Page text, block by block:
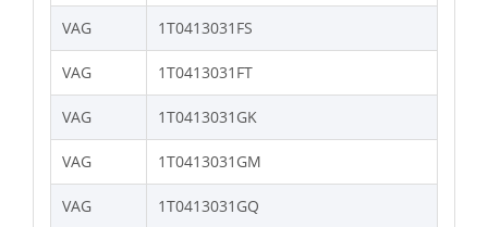
VAG 1T0413031FS
VAG 1T0413031FT
VAG 1T0413031GK
VAG 1T0413031GM
VAG 1T0413031GQ